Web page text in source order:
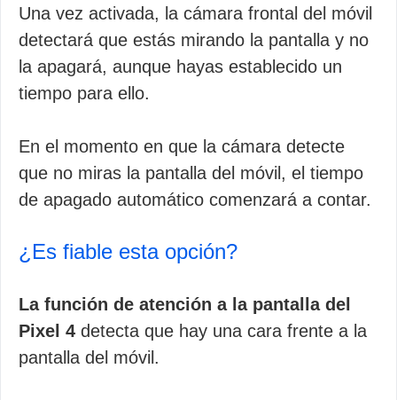
Una vez activada, la cámara frontal del móvil
detectará que estás mirando la pantalla y no
la apagará, aunque hayas establecido un
tiempo para ello.
En el momento en que la cámara detecte
que no miras la pantalla del móvil, el tiempo
de apagado automático comenzará a contar.
¿Es fiable esta opción?
La función de atención a la pantalla del
Pixel 4 detecta que hay una cara frente a la
pantalla del móvil.